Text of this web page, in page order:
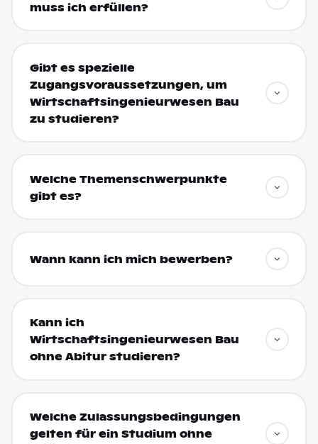
muss ich erfüllen?
Gibt es spezielle
Zugangsvoraussetzungen, um
Wirtschaftsingenieurwesen Bau
zu studieren?
Welche Themenschwerpunkte
gibt es?
Wann kann ich mich bewerben?
Kann ich
Wirtschaftsingenieurwesen Bau
ohne Abitur studieren?
Welche Zulassungsbedingungen
gelten für ein Studium ohne